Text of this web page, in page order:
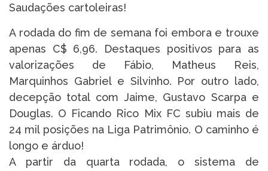
Saudações cartoleiras!
A rodada do fim de semana foi embora e trouxe
apenas C$ 6,96. Destaques positivos para as
valorizações de Fábio, Matheus Reis,
Marquinhos Gabriel e Silvinho. Por outro lado,
decepção total com Jaime, Gustavo Scarpa e
Douglas. O Ficando Rico Mix FC subiu mais de
24 mil posições na Liga Patrimônio. O caminho é
longo e árduo!
A partir da quarta rodada, o sistema de